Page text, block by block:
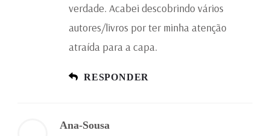
verdade. Acabei descobrindo vários
autores/livros por ter minha atenção
atraída para a capa.
RESPONDER
Ana-Sousa